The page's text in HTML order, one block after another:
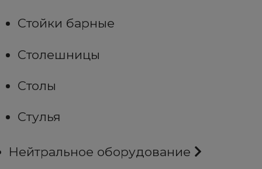
Стойки барные
Столешницы
Столы
Стулья
Нейтральное оборудование